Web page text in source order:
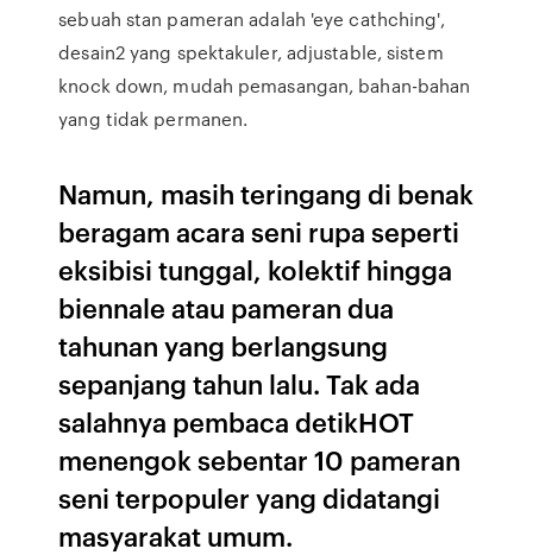
sebuah stan pameran adalah 'eye cathching',
desain2 yang spektakuler, adjustable, sistem
knock down, mudah pemasangan, bahan-bahan
yang tidak permanen.
Namun, masih teringang di benak
beragam acara seni rupa seperti
eksibisi tunggal, kolektif hingga
biennale atau pameran dua
tahunan yang berlangsung
sepanjang tahun lalu. Tak ada
salahnya pembaca detikHOT
menengok sebentar 10 pameran
seni terpopuler yang didatangi
masyarakat umum.